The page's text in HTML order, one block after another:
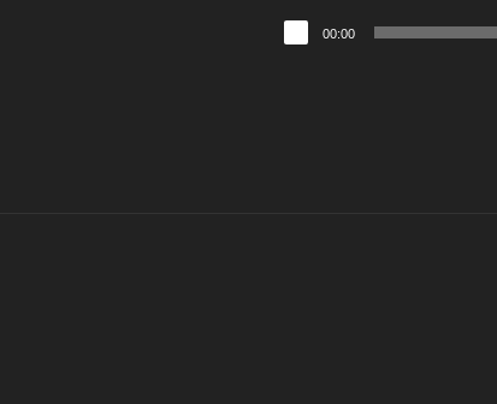
Lecteur
audio
00:00